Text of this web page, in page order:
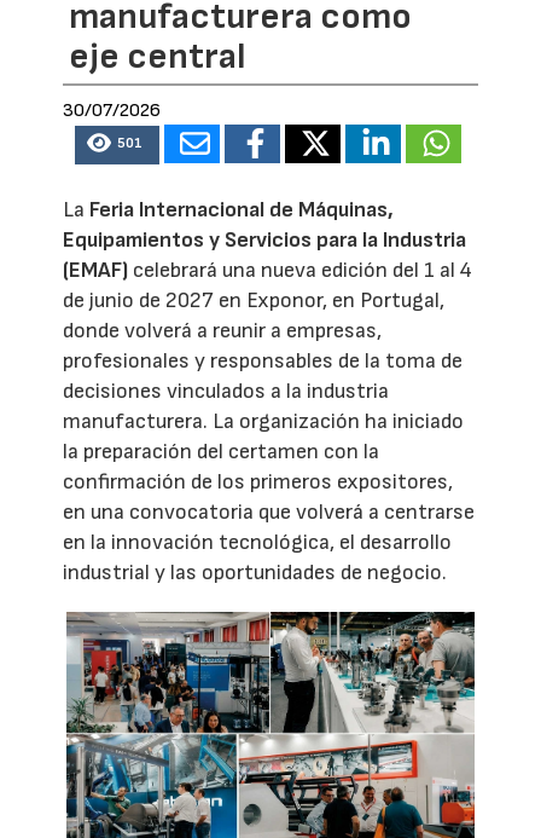
manufacturera como
eje central
30/07/2026
501
La Feria Internacional de Máquinas,
Equipamientos y Servicios para la Industria
(EMAF) celebrará una nueva edición del 1 al 4
de junio de 2027 en Exponor, en Portugal,
donde volverá a reunir a empresas,
profesionales y responsables de la toma de
decisiones vinculados a la industria
manufacturera. La organización ha iniciado
la preparación del certamen con la
confirmación de los primeros expositores,
en una convocatoria que volverá a centrarse
en la innovación tecnológica, el desarrollo
industrial y las oportunidades de negocio.